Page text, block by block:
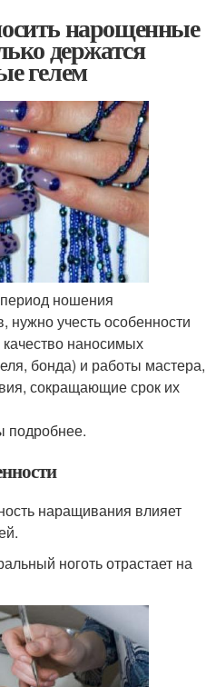
нарощенные
держатся
гелем
ношения
нужно учесть особенности
наносимых
бонда) и работы мастера,
сокращающие срок их
подробнее.
наращивания влияет
ноготь отрастает на